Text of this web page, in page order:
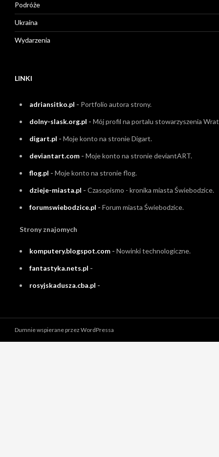
Podróże
Ukraina
Wydarzenia
LINKI
adriansitko.pl - Portfolio autora strony.
dolny-slask.org.pl - Mój profil na portalu stowarzyszenia
digart.pl - Moje konto na stronie Digart.
deviantart.com - Moje konto na stronie deviantART.
flog.pl - Moje konto na stronie flog.
dzieje-miasta.pl - Czasopismo - kronika miasta Świebodzice.
forumswiebodzice.pl - Forum miasta Świebodzice.
Strony znajomych
komputery.blogspot.com - Nowinki technologiczne.
fantastyka.nets.pl -
rosyjskadusza.cba.pl -
Dumnie wspierane przez WordPressa